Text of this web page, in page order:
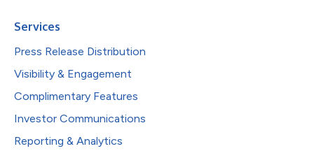
Services
Press Release Distribution
Visibility & Engagement
Complimentary Features
Investor Communications
Reporting & Analytics